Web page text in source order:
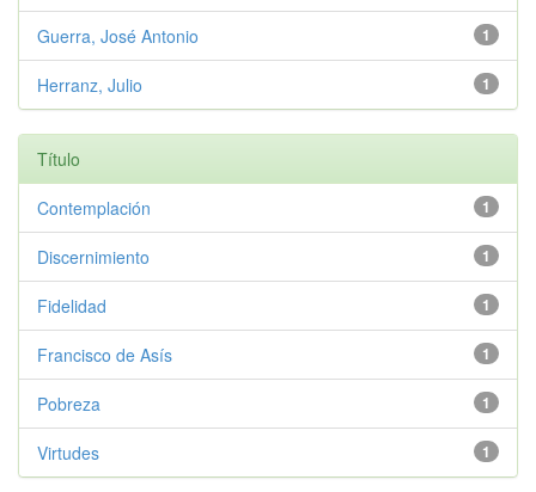
1
Guerra, José Antonio
1
Herranz, Julio
Título
1
Contemplación
1
Discernimiento
1
Fidelidad
1
Francisco de Asís
1
Pobreza
1
Virtudes